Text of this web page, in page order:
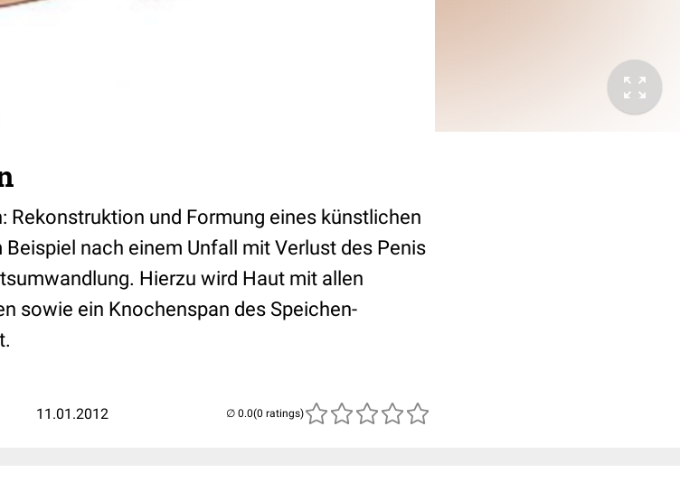
Rekonstruktion und Formung eines künstlichen
nach einem Unfall mit Verlust des Penis
Hierzu wird Haut mit allen
sowie ein Knochenspan des Speichen-
11.01.2012 (0 ratings)